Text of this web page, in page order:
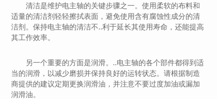
清洁是维护电主轴的关键步骤之一。使用柔软的布料和
适量的清洁剂轻轻擦拭表面，避免使用含有腐蚀性成分的清
洁剂。保持电主轴的清洁不..利于延长其使用寿命，还能提高
其工作效率。
另一个重要的方面是润滑。..电主轴的各个部件都得到适
当的润滑，以减少磨损并保持良好的运转状态。请根据制造
商提供的建议定期更换润滑油，并注意不要过度加油或漏加
润滑油。